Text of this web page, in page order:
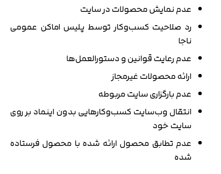
عدم نمایش محصولات در سایت
رد صلاحیت کسب‌وکار توسط پلیس‌ اماکن‌ عمومی‌
ناجا
عدم رعایت قوانین و دستورالعمل‌ها
ارائه‌ محصولات غیرمجاز
عدم بارگزاری سایت مربوطه
انتقال وب‌سایت کسب‌وکارهایی بدون اینماد بر روی
سایت خود
عدم تطابق محصول ارائه‌ شده با محصول فرستاده‌
شده